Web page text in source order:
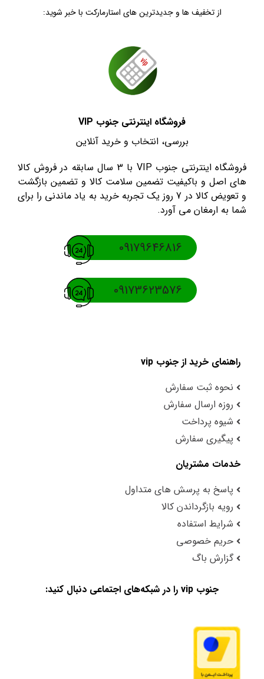
از تخفیف ها و جدیدترین های استارمارکت با خبر شوید:
فروشگاه اینترنتی جنوب VIP
بررسی، انتخاب و خرید آنلاین
فروشگاه اینترنتی جنوب VIP با 3 سال سابقه در فروش کالا
های اصل و باکیفیت تضمین سلامت کالا و تضمین بازگشت
و تعویض کالا در 7 روز یک تجربه خرید به یاد ماندنی را برای
شما به ارمغان می آورد.
09179646816
09173623576
راهنمای خرید از جنوب vip
نحوه ثبت سفارش
روزه ارسال سفارش
شیوه پرداخت
پیگیری سفارش
خدمات مشتریان
پاسخ به پرسش های متداول
رویه بازگرداندن کالا
شرایط استفاده
حریم خصوصی
گزارش باگ
جنوب vip را در شبکه‌های اجتماعی دنبال کنید: